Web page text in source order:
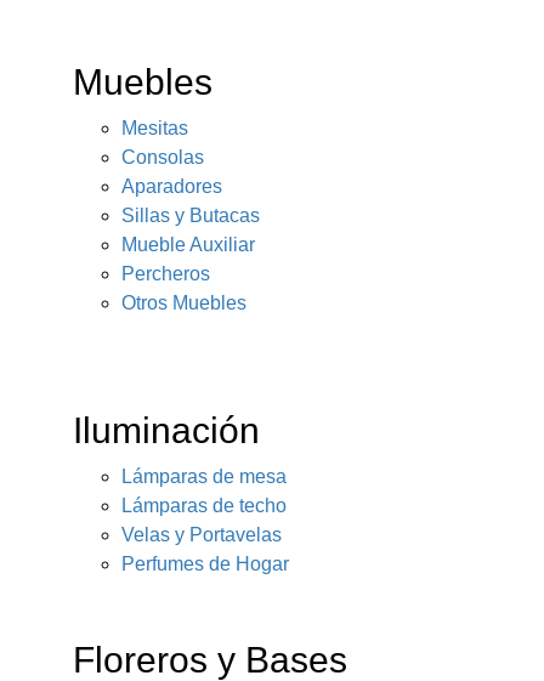
Muebles
Mesitas
Consolas
Aparadores
Sillas y Butacas
Mueble Auxiliar
Percheros
Otros Muebles
Iluminación
Lámparas de mesa
Lámparas de techo
Velas y Portavelas
Perfumes de Hogar
Floreros y Bases